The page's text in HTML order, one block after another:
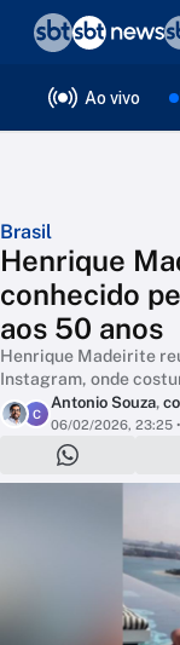
Ao vivo
Brasil
Henrique
conhecido
aos 50 anos
Henrique Madeirite
Instagram, onde
C
Antonio Souza,
06/02/2026, 23:25
❮voltar